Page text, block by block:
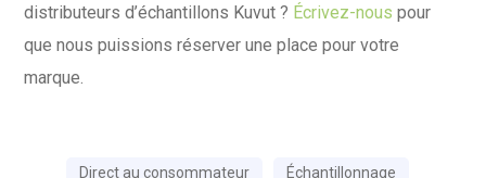
distributeurs d’échantillons Kuvut ? Écrivez-nous pour
que nous puissions réserver une place pour votre
marque.
Direct au consommateur Échantillonnage